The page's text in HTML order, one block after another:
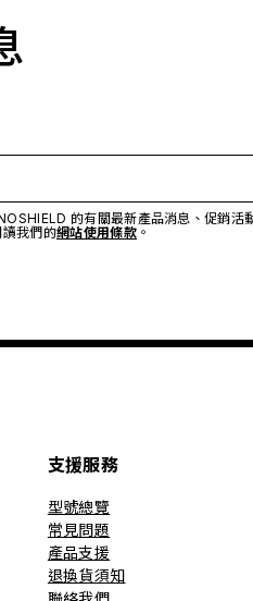
的有關最新產品消息、促銷活
我們的網站使用條款。
支援服務
型號總覽
常見問題
產品支援
退換貨須知